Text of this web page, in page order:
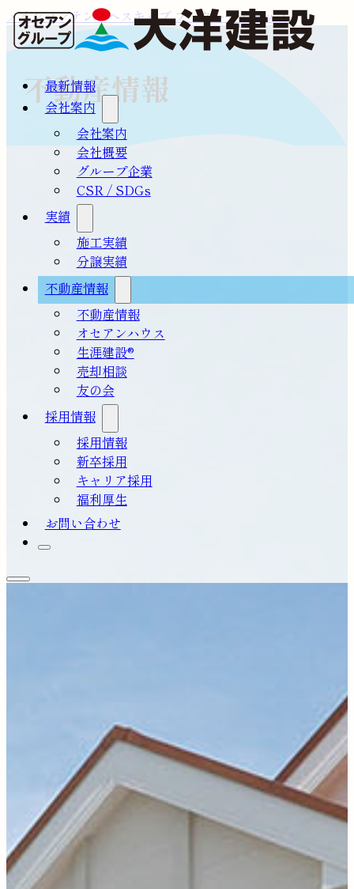
メインコンテンツへスキップフッターへスキップ
最新情報
会社案内
会社案内
会社概要
グループ企業
CSR / SDGs
実績
施工実績
分譲実績
不動産情報
不動産情報
オセアンハウス
生涯建設®
売却相談
友の会
採用情報
採用情報
新卒採用
キャリア採用
福利厚生
お問い合わせ
不動産情報